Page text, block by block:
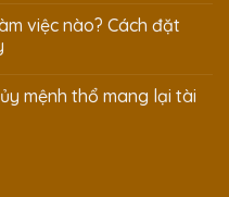
việc nào? Cách đặt
mệnh thổ mang lại tài